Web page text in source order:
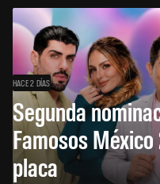
HACE 2 DÍAS
Segunda
Famosos
placa